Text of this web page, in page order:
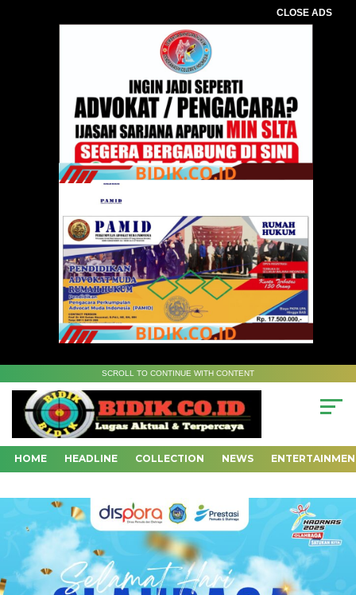
CLOSE ADS
SCROLL TO CONTINUE WITH CONTENT
HOME HEADLINE COLLECTION NEWS